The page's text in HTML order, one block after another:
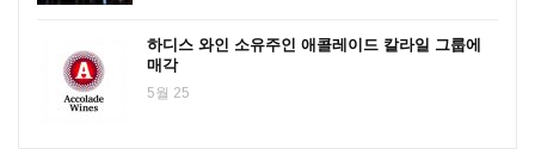
하디스 와인 소유주인 애콜레이드 칼라일 그룹에
매각
5월 25